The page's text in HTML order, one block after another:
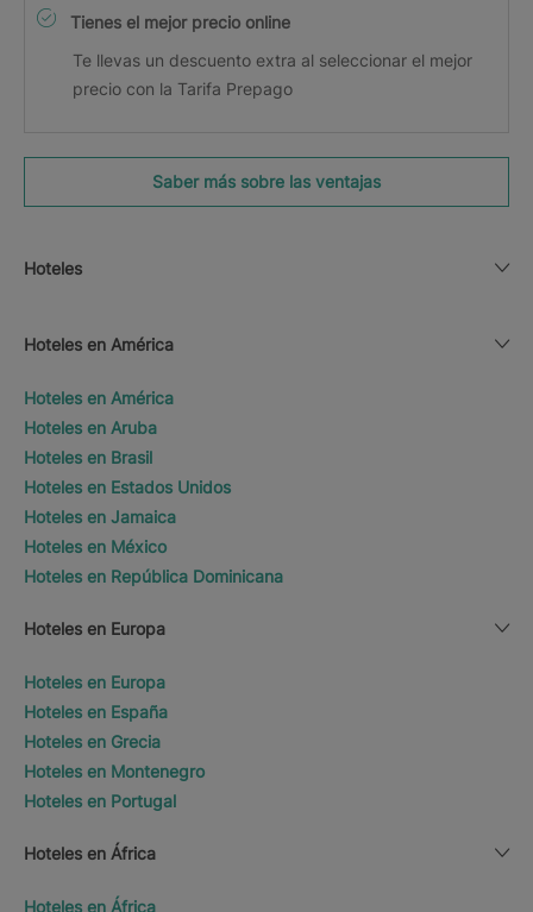
Tienes el mejor precio online
Te llevas un descuento extra al seleccionar el mejor
precio con la Tarifa Prepago
Saber más sobre las ventajas
Hoteles
Hoteles en América
Hoteles en América
Hoteles en Aruba
Hoteles en Brasil
Hoteles en Estados Unidos
Hoteles en Jamaica
Hoteles en México
Hoteles en República Dominicana
Hoteles en Europa
Hoteles en Europa
Hoteles en España
Hoteles en Grecia
Hoteles en Montenegro
Hoteles en Portugal
Hoteles en África
Hoteles en África